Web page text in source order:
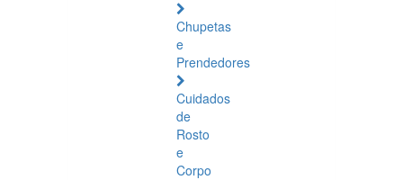
Chupetas
e
Prendedores
Cuidados
de
Rosto
e
Corpo